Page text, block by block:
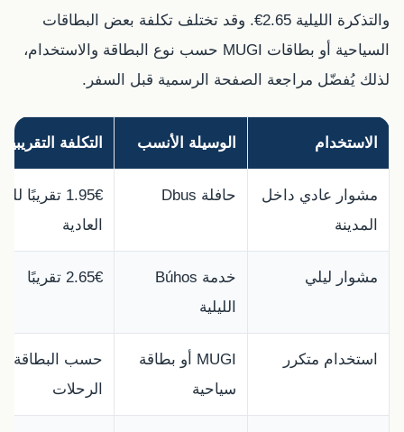
والتذكرة الليلية 2.65€. وقد تختلف تكلفة بعض البطاقات
السياحية أو بطاقات MUGI حسب نوع البطاقة والاستخدام،
لذلك يُفضّل مراجعة الصفحة الرسمية قبل السفر.
الاستخدام الوسيلة الأنسب التكلفة التقريبية
مشوار عادي داخل
المدينة
حافلة Dbus
1.95€ تقريبًا
العادية
مشوار ليلي
خدمة Búhos
الليلية
2.65€ تقريبًا
استخدام متكرر
MUGI أو بطاقة
سياحية
حسب البطاقة
الرحلات